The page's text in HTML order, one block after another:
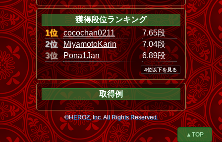
獲得段位ランキング
1位
cocochan0211
7.65段
2位
MiyamotoKarin
7.04段
3位
Pona1Jan 6.89段
4位以下を見る
取得例
©HEROZ, Inc. All Rights Reserved.
▲TOP